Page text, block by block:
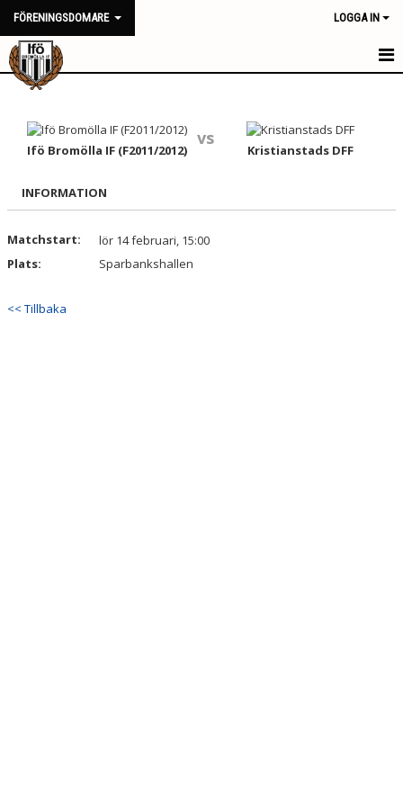
FÖRENINGSDOMARE LOGGA IN
HEM
NYHETER
TRUPPEN
BILDGALLERI
Ifö Bromölla IF (F2011/2012)
vs
Kristianstads DFF
INFORMATION
Matchstart:
lör 14 februari, 15:00
Plats:
Sparbankshallen
<< Tillbaka